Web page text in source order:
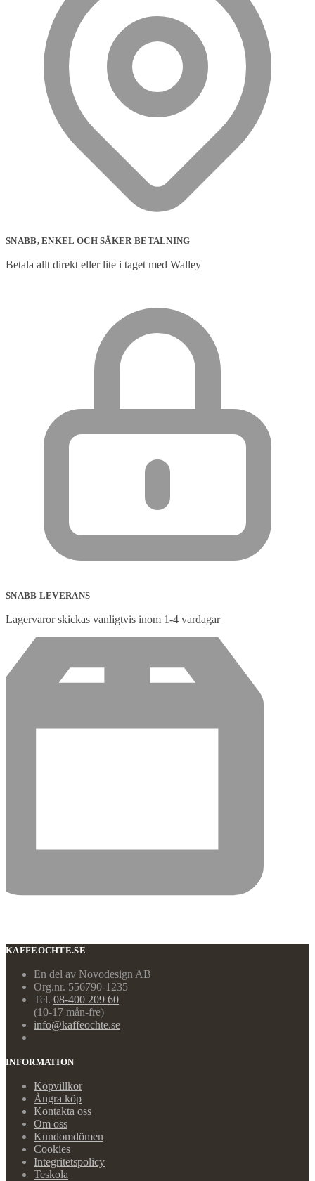
SNABB, ENKEL OCH SÄKER BETALNING
Betala allt direkt eller lite i taget med Walley
SNABB LEVERANS
Lagervaror skickas vanligtvis inom 1-4 vardagar
KAFFEOCHTE.SE
En del av Novodesign AB
Org.nr. 556790-1235
Tel. 08-400 209 60
(10-17 mån-fre)
info@kaffeochte.se
INFORMATION
Köpvillkor
Ångra köp
Kontakta oss
Om oss
Kundomdömen
Cookies
Integritetspolicy
Teskola